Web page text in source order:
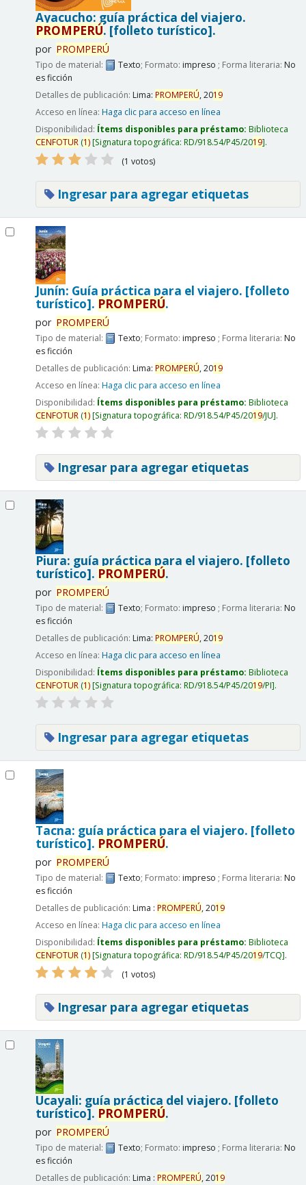
Ayacucho: guía práctica del viajero.
PROMPERÚ. [folleto turístico].
por PROMPERÚ
Tipo de material: Texto; Formato: impreso ; Forma literaria: No
es ficción
Detalles de publicación: Lima: PROMPERÚ,2019
Acceso en línea: Haga clic para acceso en línea
Disponibilidad: Ítems disponibles para préstamo: Biblioteca
CENFOTUR(1) Signatura topográfica: RD/918.54/P45/2019 .
(1 votos)
Ingresar para agregar etiquetas
Junín: Guía práctica para el viajero. [folleto
turístico]. PROMPERÚ.
por PROMPERÚ
Tipo de material: Texto; Formato: impreso ; Forma literaria: No
es ficción
Detalles de publicación: Lima: PROMPERÚ,2019
Acceso en línea: Haga clic para acceso en línea
Disponibilidad: Ítems disponibles para préstamo: Biblioteca
CENFOTUR(1) Signatura topográfica: RD/918.54/P45/2019/JU .
Ingresar para agregar etiquetas
Piura: guía práctica para el viajero. [folleto
turístico]. PROMPERÚ.
por PROMPERÚ
Tipo de material: Texto; Formato: impreso ; Forma literaria: No
es ficción
Detalles de publicación: Lima: PROMPERÚ,2019
Acceso en línea: Haga clic para acceso en línea
Disponibilidad: Ítems disponibles para préstamo: Biblioteca
CENFOTUR(1) Signatura topográfica: RD/918.54/P45/2019/PI .
Ingresar para agregar etiquetas
Tacna: guía práctica para el viajero. [folleto
turístico]. PROMPERÚ.
por PROMPERÚ
Tipo de material: Texto; Formato: impreso ; Forma literaria: No
es ficción
Detalles de publicación: Lima : PROMPERÚ,2019
Acceso en línea: Haga clic para acceso en línea
Disponibilidad: Ítems disponibles para préstamo: Biblioteca
CENFOTUR(1) Signatura topográfica: RD/918.54/P45/2019/TCQ .
(1 votos)
Ingresar para agregar etiquetas
Ucayali: guía práctica del viajero. [folleto
turístico]. PROMPERÚ.
por PROMPERÚ
Tipo de material: Texto; Formato: impreso ; Forma literaria: No
es ficción
Detalles de publicación: Lima : PROMPERÚ,2019